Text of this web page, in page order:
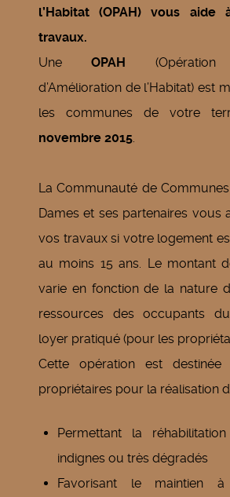
l’Habitat (OPAH) vous aide
travaux.
UneOPAH (Opération
d’Amélioration de l’Habitat) est
les communes de votre
novembre 2015.
La Communauté de
Dames et ses partenaires vous
vos travaux si votre logement
au moins 15 ans. Le montant
varie en fonction de la nature
ressources des occupants
loyer pratiqué (pour les
Cette opération est
propriétaires pour la réalisation
Permettant la
indignes ou très dégradés
Favorisant le maintien